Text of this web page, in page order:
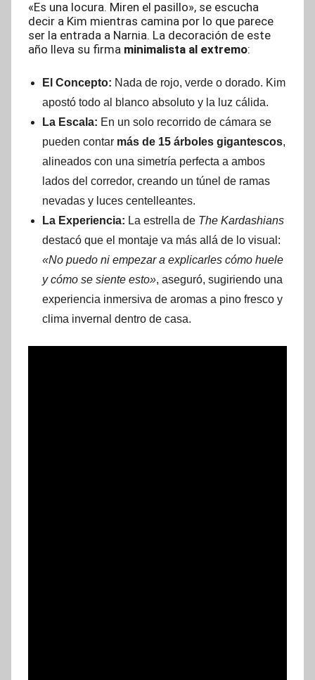
«Es una locura. Miren el pasillo», se escucha
decir a Kim mientras camina por lo que parece
ser la entrada a Narnia. La decoración de este
año lleva su firma minimalista al extremo:
El Concepto: Nada de rojo, verde o dorado. Kim
apostó todo al blanco absoluto y la luz cálida.
La Escala: En un solo recorrido de cámara se
pueden contar más de 15 árboles gigantescos,
alineados con una simetría perfecta a ambos
lados del corredor, creando un túnel de ramas
nevadas y luces centelleantes.
La Experiencia: La estrella de The Kardashians
destacó que el montaje va más allá de lo visual:
«No puedo ni empezar a explicarles cómo huele
y cómo se siente esto», aseguró, sugiriendo una
experiencia inmersiva de aromas a pino fresco y
clima invernal dentro de casa.